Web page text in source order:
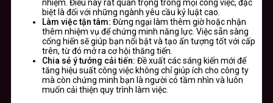
nhiệm. Điều này rất quan trọng trong mọi công việc, đặc
biệt là đối với những ngành yêu cầu kỷ luật cao.
Làm việc tận tâm: Đừng ngại làm thêm giờ hoặc nhận
thêm nhiệm vụ để chứng minh năng lực. Việc sẵn sàng
cống hiến sẽ giúp bạn nổi bật và tạo ấn tượng tốt với cấp
trên, từ đó mở ra cơ hội thăng tiến.
Chia sẻ ý tưởng cải tiến: Đề xuất các sáng kiến mới để
tăng hiệu suất công việc không chỉ giúp ích cho công ty
mà còn chứng minh bạn là người có tầm nhìn và luôn
muốn cải thiện quy trình làm việc.